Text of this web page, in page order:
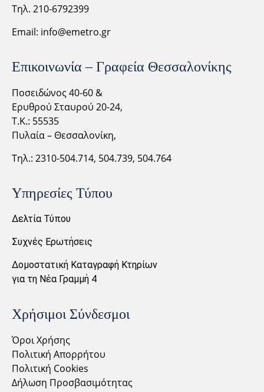
Τηλ. 210-6792399
Email: info@emetro.gr
Επικοινωνία – Γραφεία Θεσσαλονίκης
Ποσειδώνος 40-60 &
Ερυθρού Σταυρού 20-24,
Τ.Κ.: 55535
Πυλαία – Θεσσαλονίκη,
Τηλ.: 2310-504.714, 504.739, 504.764
Υπηρεσίες Τύπου
Δελτία Τύπου
Συχνές Ερωτήσεις
Δομοστατική Καταγραφή Κτηρίων
για τη Νέα Γραμμή 4
Χρήσιμοι Σύνδεσμοι
Όροι Χρήσης
Πολιτική Απορρήτου
Πολιτική Cookies
Δήλωση Προσβασιμότητας